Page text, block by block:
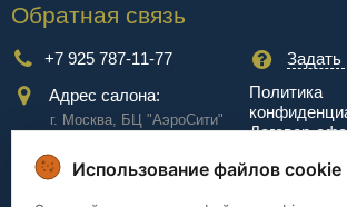
Обратная связь
+7 925 787-11-77
Задать
Адрес салона:
г. Москва, БЦ "АэроCити"
Куркинское ш., стр.2, 17
этаж
Политика
Договор-
Сервис
Использование файлов cookie